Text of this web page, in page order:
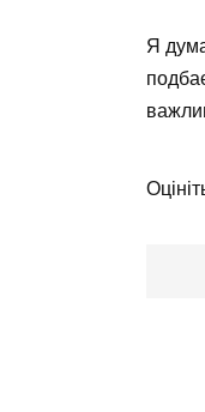
Я